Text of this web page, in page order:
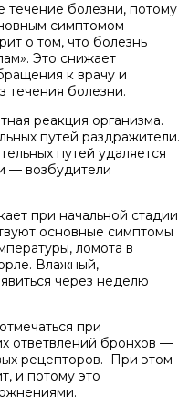
болезни, потому
симптомом
о том, что болезнь
Это снижает
к врачу и
течения болезни.
реакция организма.
путей раздражители.
путей удаляется
— возбудители
при начальной стадии
основные симптомы
ломота в
Влажный,
через неделю
при
ответвлений бронхов —
рецепторов. При этом
и потому это